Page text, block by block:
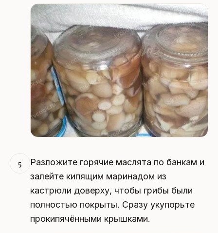
5
Разложите горячие маслята по банкам и
залейте кипящим маринадом из
кастрюли доверху, чтобы грибы были
полностью покрыты. Сразу укупорьте
прокипячёнными крышками.